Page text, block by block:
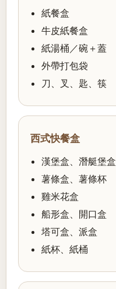
紙餐盒
牛皮紙餐盒
紙湯桶／碗＋蓋
外帶打包袋
刀、叉、匙、筷
西式快餐盒
漢堡盒、潛艇堡盒
薯條盒、薯條杯
雞米花盒
船形盒、開口盒
塔可盒、派盒
紙杯、紙桶